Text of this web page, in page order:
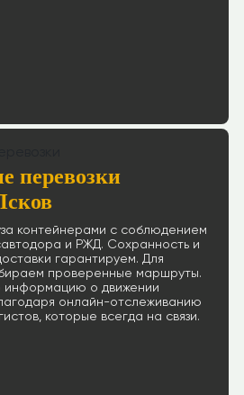
перевозки
контейнерами с соблюдением
и РЖД. Сохранность и
гарантируем. Для
проверенные маршруты.
информацию о движении
онлайн-отслеживанию
которые всегда на связи.